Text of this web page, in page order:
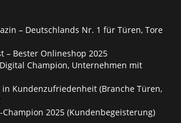
– Deutschlands Nr. 1 für Türen, Tore
– Bester Onlineshop 2025
Digital Champion, Unternehmen mit
in Kundenzufriedenheit (Branche Türen,
Champion 2025 (Kundenbegeisterung)